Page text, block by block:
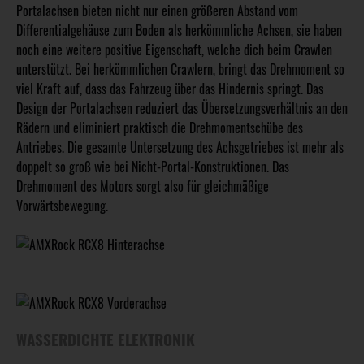
Portalachsen bieten nicht nur einen größeren Abstand vom
Differentialgehäuse zum Boden als herkömmliche Achsen, sie haben
noch eine weitere positive Eigenschaft, welche dich beim Crawlen
unterstützt. Bei herkömmlichen Crawlern, bringt das Drehmoment so
viel Kraft auf, dass das Fahrzeug über das Hindernis springt. Das
Design der Portalachsen reduziert das Übersetzungsverhältnis an den
Rädern und eliminiert praktisch die Drehmomentschübe des
Antriebes. Die gesamte Untersetzung des Achsgetriebes ist mehr als
doppelt so groß wie bei Nicht-Portal-Konstruktionen. Das
Drehmoment des Motors sorgt also für gleichmäßige
Vorwärtsbewegung.